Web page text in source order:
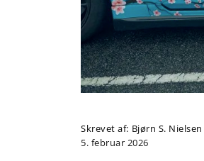
Skrevet af: Bjørn S. Nielsen
5. februar 2026